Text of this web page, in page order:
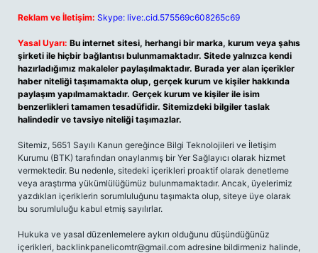
Reklam ve İletişim: Skype: live:.cid.575569c608265c69
Yasal Uyarı: Bu internet sitesi, herhangi bir marka, kurum veya şahıs
şirketi ile hiçbir bağlantısı bulunmamaktadır. Sitede yalnızca kendi
hazırladığımız makaleler paylaşılmaktadır. Burada yer alan içerikler
haber niteliği taşımamakta olup, gerçek kurum ve kişiler hakkında
paylaşım yapılmamaktadır. Gerçek kurum ve kişiler ile isim
benzerlikleri tamamen tesadüfidir. Sitemizdeki bilgiler taslak
halindedir ve tavsiye niteliği taşımazlar.
Sitemiz, 5651 Sayılı Kanun gereğince Bilgi Teknolojileri ve İletişim
Kurumu (BTK) tarafından onaylanmış bir Yer Sağlayıcı olarak hizmet
vermektedir. Bu nedenle, sitedeki içerikleri proaktif olarak denetleme
veya araştırma yükümlülüğümüz bulunmamaktadır. Ancak, üyelerimiz
yazdıkları içeriklerin sorumluluğunu taşımakta olup, siteye üye olarak
bu sorumluluğu kabul etmiş sayılırlar.
Hukuka ve yasal düzenlemelere aykırı olduğunu düşündüğünüz
içerikleri, backlinkpanelicomtr@gmail.com adresine bildirmeniz halinde,